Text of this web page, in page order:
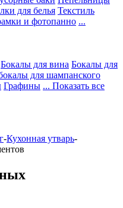
для белья Текстиль
и фотопанно ...
Бокалы для вина Бокалы для
для шампанского
Графины ... Показать все
-Кухонная утварь-